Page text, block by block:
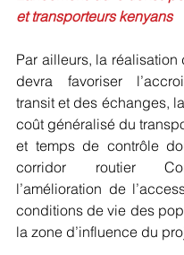
et transporteurs kenyans
Par ailleurs, la réalisation
devra favoriser
transit et des échanges,
coût généralisé du
et temps de contrôle
corridor routier
l’amélioration de
conditions de vie des
la zone d’influence du